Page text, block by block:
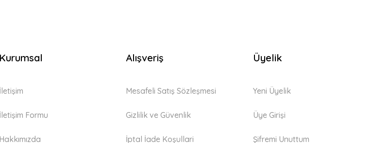
Kurumsal
İletişim
İletişim Formu
Hakkımızda
Alışveriş
Mesafeli Satış Sözleşmesi
Gizlilik ve Güvenlik
İptal İade Koşullari
Üyelik
Yeni Üyelik
Üye Girişi
Şifremi Unuttum